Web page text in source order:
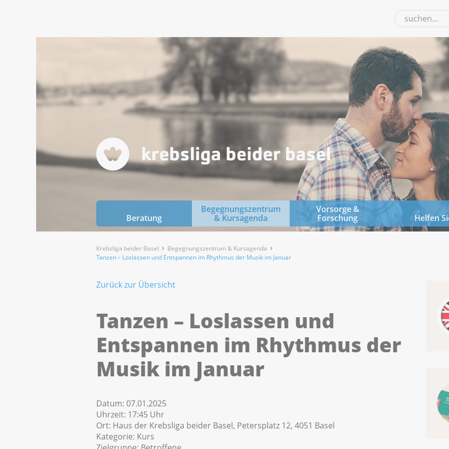
Beratung
Begegnungszentrum
& Kursagenda
Vorsorge &
Forschung
Helfen
Krebsliga beider Basel
Begegnungszentrum & Kursagenda
Tanzen – Loslassen und Entspannen im Rhythmus der Musik im Januar
Zurück zur Übersicht
Tanzen – Loslassen und
Entspannen im Rhythmus der
Musik im Januar
Datum: 07.01.2025
Uhrzeit: 17:45 Uhr
Ort: Haus der Krebsliga beider Basel, Petersplatz 12, 4051 Basel
Kategorie: Kurs